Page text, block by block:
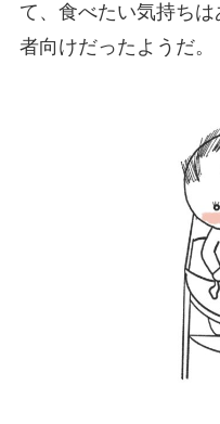
て、食べたい気持ち
者向けだったようだ。